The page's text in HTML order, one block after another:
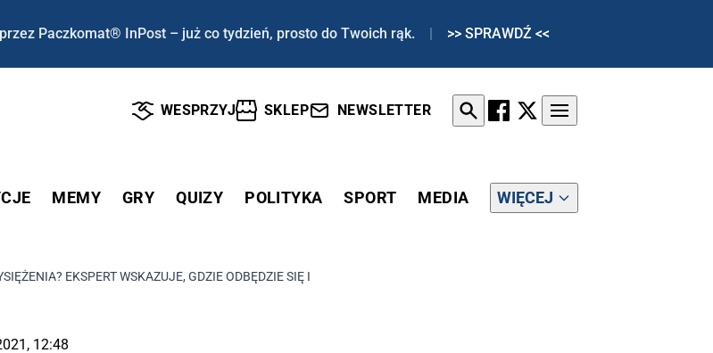
Paczkomat® InPost – już co tydzień, prosto do Twoich rąk. | >> SPRAWDŹ <<
WESPRZYJ SKLEP NEWSLETTER
MEMY GRY QUIZY POLITYKA SPORT MEDIA WIĘCEJ
EKSPERT WSKAZUJE, GDZIE ODBĘDZIE SIĘ INAUGURACJA BIDENA
12:48